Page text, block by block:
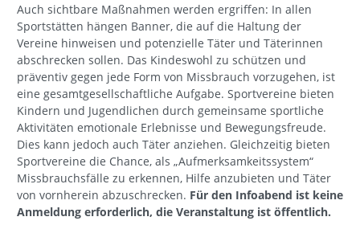
Auch sichtbare Maßnahmen werden ergriffen: In allen
Sportstätten hängen Banner, die auf die Haltung der
Vereine hinweisen und potenzielle Täter und Täterinnen
abschrecken sollen. Das Kindeswohl zu schützen und
präventiv gegen jede Form von Missbrauch vorzugehen, ist
eine gesamtgesellschaftliche Aufgabe. Sportvereine bieten
Kindern und Jugendlichen durch gemeinsame sportliche
Aktivitäten emotionale Erlebnisse und Bewegungsfreude.
Dies kann jedoch auch Täter anziehen. Gleichzeitig bieten
Sportvereine die Chance, als „Aufmerksamkeitssystem“
Missbrauchsfälle zu erkennen, Hilfe anzubieten und Täter
von vornherein abzuschrecken. Für den Infoabend ist keine
Anmeldung erforderlich, die Veranstaltung ist öffentlich.